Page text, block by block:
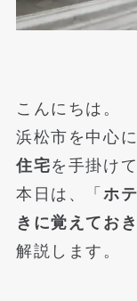
こんにちは。
浜松市を中心に
住宅を手掛け
本日は、「 ホ
きに覚えてお
解説します。